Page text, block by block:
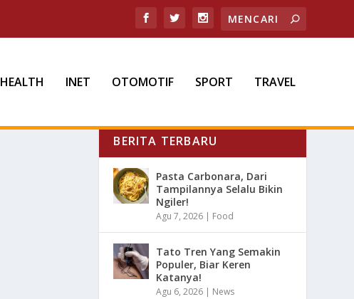
HEALTH INET OTOMOTIF SPORT TRAVEL
BERITA TERBARU
Pasta Carbonara, Dari
Tampilannya Selalu Bikin
Ngiler!
Agu 7, 2026 | Food
Tato Tren Yang Semakin
Populer, Biar Keren
Katanya!
Agu 6, 2026 | News